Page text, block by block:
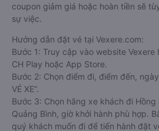
coupon giảm giá hoặc hoàn tiền sẽ
sự việc.
Hướng dẫn đặt vé tại Vexere.com:
Bước 1: Truy cập vào website Vexere
CH Play hoặc App Store.
Bước 2: Chọn điểm đi, điểm đến,
VÉ XE”.
Bước 3: Chọn hãng xe khách đi
Quảng Bình, giờ khởi hành phù hợp.
quý khách muốn đi để tiến hành đặt